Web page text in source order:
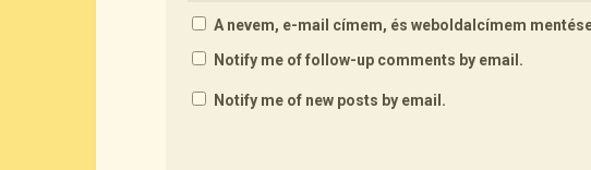
A nevem, e-mail címem, és weboldalcímem
Notify me of follow-up comments by email.
Notify me of new posts by email.